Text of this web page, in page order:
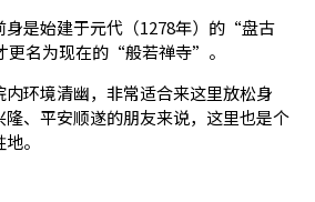
身是始建于元代（1278年）的“盘古
更名为现在的“般若禅寺”。
环境清幽，非常适合来这里放松身
、平安顺遂的朋友来说，这里也是个
。